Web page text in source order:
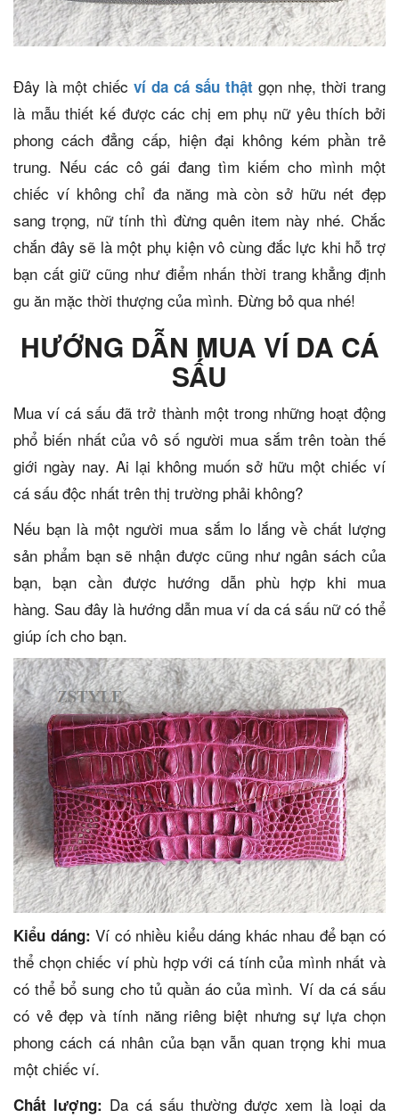
Đây là một chiếc ví da cá sấu thật gọn nhẹ, thời trang
là mẫu thiết kế được các chị em phụ nữ yêu thích bởi
phong cách đẳng cấp, hiện đại không kém phần trẻ
trung. Nếu các cô gái đang tìm kiếm cho mình một
chiếc ví không chỉ đa năng mà còn sở hữu nét đẹp
sang trọng, nữ tính thì đừng quên item này nhé. Chắc
chắn đây sẽ là một phụ kiện vô cùng đắc lực khi hỗ trợ
bạn cất giữ cũng như điểm nhấn thời trang khẳng định
gu ăn mặc thời thượng của mình. Đừng bỏ qua nhé!
HƯỚNG DẪN MUA VÍ DA CÁ
SẤU
Mua ví cá sấu đã trở thành một trong những hoạt động
phổ biến nhất của vô số người mua sắm trên toàn thế
giới ngày nay. Ai lại không muốn sở hữu một chiếc ví
cá sấu độc nhất trên thị trường phải không?
Nếu bạn là một người mua sắm lo lắng về chất lượng
sản phẩm bạn sẽ nhận được cũng như ngân sách của
bạn, bạn cần được hướng dẫn phù hợp khi mua
hàng. Sau đây là hướng dẫn mua ví da cá sấu nữ có thể
giúp ích cho bạn.
Kiểu dáng:Ví có nhiều kiểu dáng khác nhau để bạn có
thể chọn chiếc ví phù hợp với cá tính của mình nhất và
có thể bổ sung cho tủ quần áo của mình. Ví da cá sấu
có vẻ đẹp và tính năng riêng biệt nhưng sự lựa chọn
phong cách cá nhân của bạn vẫn quan trọng khi mua
một chiếc ví.
Chất lượng: Da cá sấu thường được xem là loại da